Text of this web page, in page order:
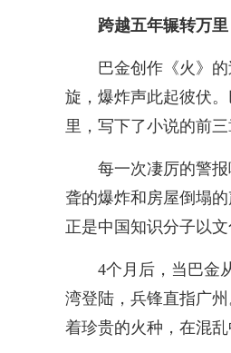
跨越五年辗转万
巴金创作《火》
旋，爆炸声此起彼伏
里，写下了小说的前三
每一次凄厉的警
聋的爆炸和房屋倒塌
正是中国知识分子以
4个月后，当巴金
湾登陆，兵锋直指广
着珍贵的火种，在混乱